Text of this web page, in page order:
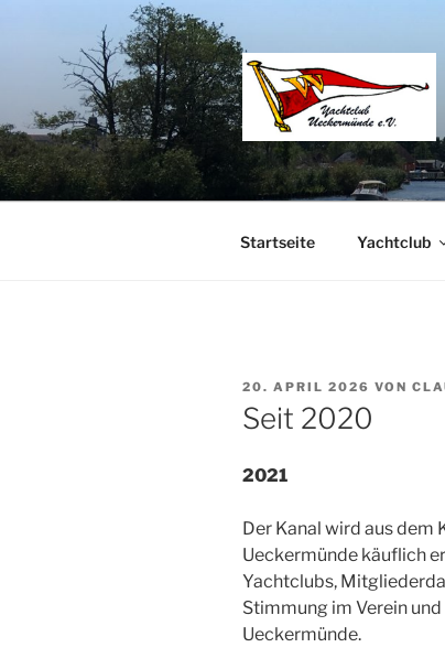
springen
Startseite Yachtclub
VERÖFFENTLICHT
AM
20. APRIL 2026 VON
Seit 2020
2021
Der Kanal wird aus
Ueckermünde käuflich
Yachtclubs,
Stimmung im Verein
Ueckermünde.